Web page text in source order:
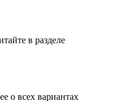
в разделе
о всех вариантах